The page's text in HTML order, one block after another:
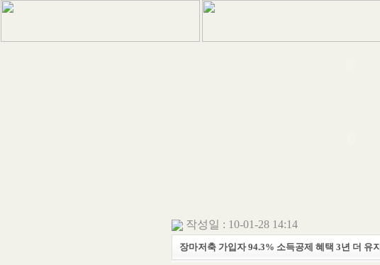
작성일 : 10-01-28 14:14
장마저축 가입자 94.3% 소득공제 혜택 3년 더 유지